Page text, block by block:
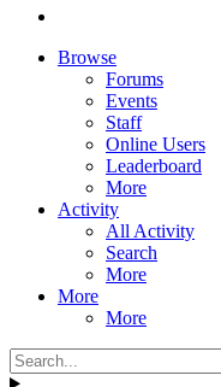
Browse
Forums
Events
Staff
Online Users
Leaderboard
More
Activity
All Activity
Search
More
More
More